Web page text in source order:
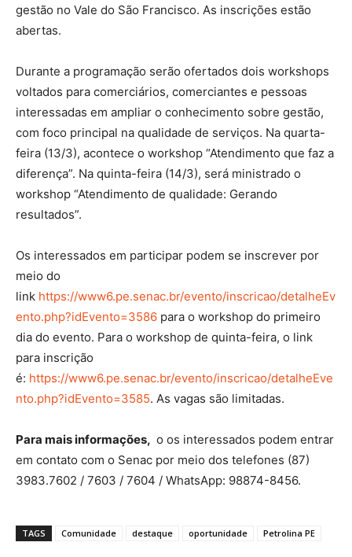
gestão no Vale do São Francisco. As inscrições estão
abertas.
Durante a programação serão ofertados dois workshops
voltados para comerciários, comerciantes e pessoas
interessadas em ampliar o conhecimento sobre gestão,
com foco principal na qualidade de serviços. Na quarta-
feira (13/3), acontece o workshop “Atendimento que faz a
diferença”. Na quinta-feira (14/3), será ministrado o
workshop “Atendimento de qualidade: Gerando
resultados”.
Os interessados em participar podem se inscrever por
meio do
link https://www6.pe.senac.br/evento/inscricao/detalheEv
ento.php?idEvento=3586 para o workshop do primeiro
dia do evento. Para o workshop de quinta-feira, o link
para inscrição
é: https://www6.pe.senac.br/evento/inscricao/detalheEve
nto.php?idEvento=3585. As vagas são limitadas.
Para mais informações, o os interessados podem entrar
em contato com o Senac por meio dos telefones (87)
3983.7602 / 7603 / 7604 / WhatsApp: 98874-8456.
TAGS Comunidade destaque oportunidade Petrolina PE